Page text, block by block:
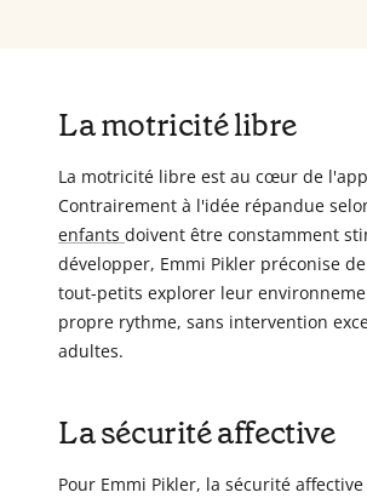
La motricité libre
La motricité libre est au cœur de
Contrairement à l'idée répandue
enfants doivent être constamment
développer, Emmi Pikler préconise
tout-petits explorer leur
propre rythme, sans intervention
adultes.
La sécurité affective
Pour Emmi Pikler, la sécurité